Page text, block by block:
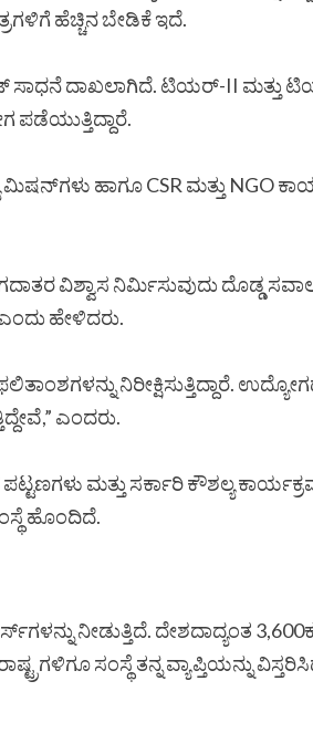
ಹೆಚ್ಚಿನ ಬೇಡಿಕೆ ಇದೆ.
ಸಾಧನೆ ದಾಖಲಾಗಿದೆ. ಟಿಯರ್-II ಮತ್ತು
ಪಡೆಯುತ್ತಿದ್ದಾರೆ.
ಮಿಷನ್‌ಗಳು ಹಾಗೂ CSR ಮತ್ತು NGO
ವಿಶ್ವಾಸ ನಿರ್ಮಿಸುವುದು ದೊಡ್ಡ
ಹೇಳಿದರು.
ನಿರೀಕ್ಷಿಸುತ್ತಿದ್ದಾರೆ.
ಎಂದರು.
ಮತ್ತು ಸರ್ಕಾರಿ ಕೌಶಲ್ಯ
ಹೊಂದಿದೆ.
ನೀಡುತ್ತಿದೆ. ದೇಶದಾದ್ಯಂತ
ಸಂಸ್ಥೆ ತನ್ನ ವ್ಯಾಪ್ತಿಯನ್ನು